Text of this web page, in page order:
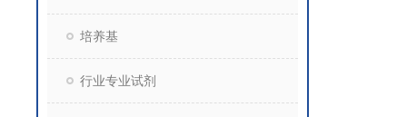
培养基
行业专业试剂